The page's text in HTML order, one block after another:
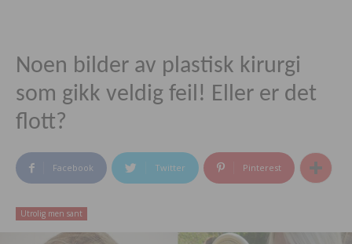
Noen bilder av plastisk kirurgi
som gikk veldig feil! Eller er det
flott?
Facebook Twitter Pinterest
Utrolig men sant